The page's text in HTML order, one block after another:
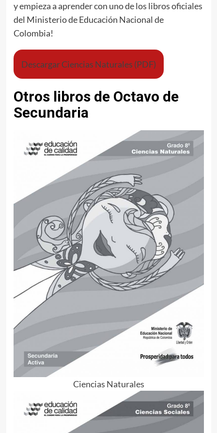
y empieza a aprender con uno de los libros oficiales
del Ministerio de Educación Nacional de
Colombia!
Descargar Ciencias Naturales (PDF)
Otros libros de Octavo de
Secundaria
Ciencias Naturales